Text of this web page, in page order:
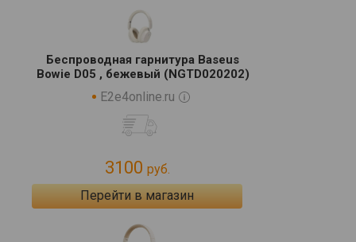
Беспроводная гарнитура Baseus
Bowie D05 , бежевый (NGTD020202)
E2e4online.ru
3100 руб.
Перейти в магазин